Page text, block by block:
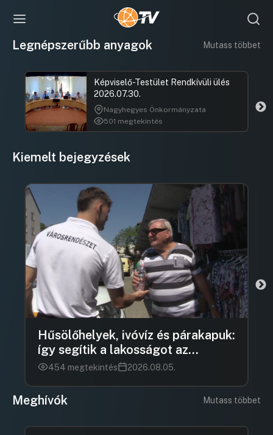
Legnépszerűbb anyagok Mutass többet
Képviselő-Testület Rendkívüli ülés
2026.07.30.
Nagyhegyes Önkormányzata
501 megtekintés
Kiemelt bejegyzések
Hűsölőhelyek, ivóvíz és párakapuk:
így segítik a lakosságot az
önkormányzatok a kánikulában
454 megtekintés 2026.08.05.
Meghívók Mutass többet